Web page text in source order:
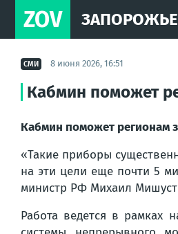
ZOV ЗАПОРОЖЬЕ
СМИ 8 июня 2026, 16:51
Кабмин поможет
Кабмин поможет регионам
«Такие приборы
на эти цели еще почти 5
министр РФ Михаил
Работа ведется в рамках